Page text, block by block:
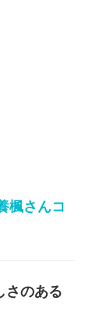
さんコ
さのある